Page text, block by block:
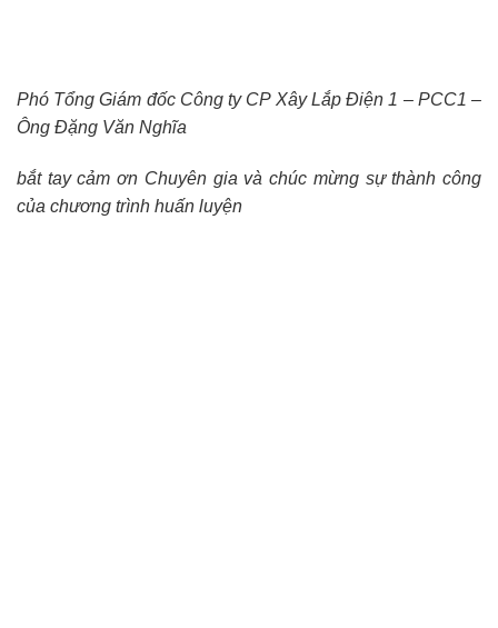
Phó Tổng Giám đốc Công ty CP Xây Lắp Điện 1 – PCC1 –
Ông Đặng Văn Nghĩa
bắt tay cảm ơn Chuyên gia và chúc mừng sự thành công
của chương trình huấn luyện